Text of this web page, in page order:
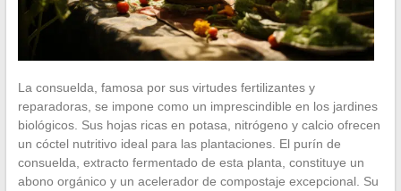
La consuelda, famosa por sus virtudes fertilizantes y
reparadoras, se impone como un imprescindible en los jardines
biológicos. Sus hojas ricas en potasa, nitrógeno y calcio ofrecen
un cóctel nutritivo ideal para las plantaciones. El purín de
consuelda, extracto fermentado de esta planta, constituye un
abono orgánico y un acelerador de compostaje excepcional. Su